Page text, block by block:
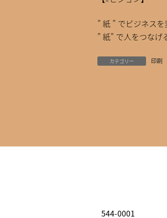
” 紙 ” でビジネスを
” 紙” で人をつなげ
カテゴリー 印刷
544-0001